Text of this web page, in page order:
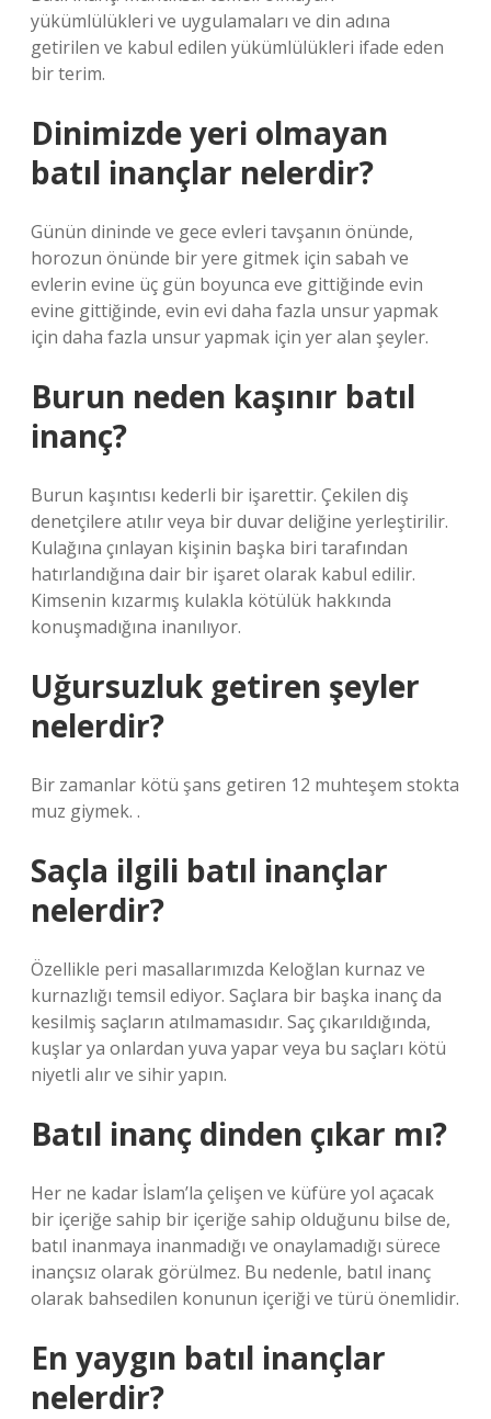
yükümlülükleri ve uygulamaları ve din adına
getirilen ve kabul edilen yükümlülükleri ifade eden
bir terim.
Dinimizde yeri olmayan
batıl inançlar nelerdir?
Günün dininde ve gece evleri tavşanın önünde,
horozun önünde bir yere gitmek için sabah ve
evlerin evine üç gün boyunca eve gittiğinde evin
evine gittiğinde, evin evi daha fazla unsur yapmak
için daha fazla unsur yapmak için yer alan şeyler.
Burun neden kaşınır batıl
inanç?
Burun kaşıntısı kederli bir işarettir. Çekilen diş
denetçilere atılır veya bir duvar deliğine yerleştirilir.
Kulağına çınlayan kişinin başka biri tarafından
hatırlandığına dair bir işaret olarak kabul edilir.
Kimsenin kızarmış kulakla kötülük hakkında
konuşmadığına inanılıyor.
Uğursuzluk getiren şeyler
nelerdir?
Bir zamanlar kötü şans getiren 12 muhteşem stokta
muz giymek. .
Saçla ilgili batıl inançlar
nelerdir?
Özellikle peri masallarımızda Keloğlan kurnaz ve
kurnazlığı temsil ediyor. Saçlara bir başka inanç da
kesilmiş saçların atılmamasıdır. Saç çıkarıldığında,
kuşlar ya onlardan yuva yapar veya bu saçları kötü
niyetli alır ve sihir yapın.
Batıl inanç dinden çıkar mı?
Her ne kadar İslam’la çelişen ve küfüre yol açacak
bir içeriğe sahip bir içeriğe sahip olduğunu bilse de,
batıl inanmaya inanmadığı ve onaylamadığı sürece
inançsız olarak görülmez. Bu nedenle, batıl inanç
olarak bahsedilen konunun içeriği ve türü önemlidir.
En yaygın batıl inançlar
nelerdir?